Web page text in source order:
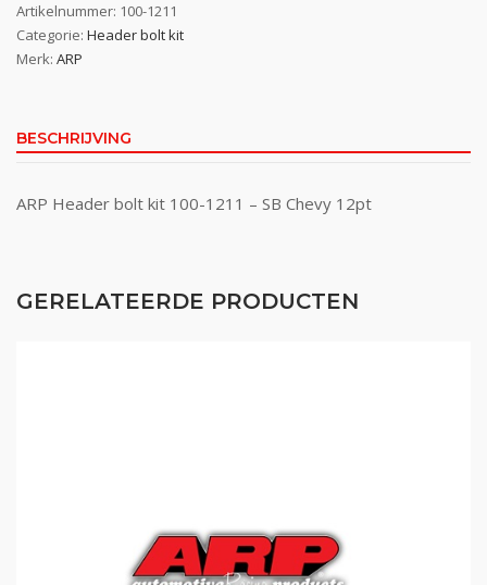
Artikelnummer: 100-1211
Categorie: Header bolt kit
Merk: ARP
BESCHRIJVING
ARP Header bolt kit 100-1211 – SB Chevy 12pt
GERELATEERDE PRODUCTEN